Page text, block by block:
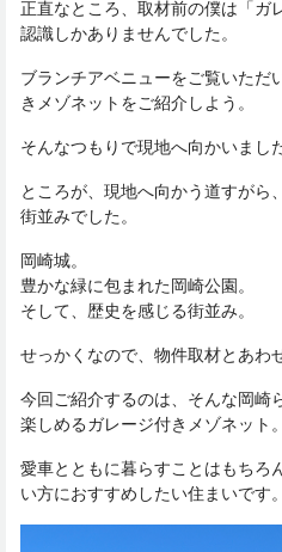
正直なところ、取材前の僕は「ガ
認識しかありませんでした。
ブランチアベニューをご覧いただ
きメゾネットをご紹介しよう。
そんなつもりで現地へ向かいました
ところが、現地へ向かう道すがら
街並みでした。
岡崎城。
豊かな緑に包まれた岡崎公園。
そして、歴史を感じる街並み。
せっかくなので、物件取材とあわ
今回ご紹介するのは、そんな岡崎
楽しめるガレージ付きメゾネット。
愛車とともに暮らすことはもちろ
い方におすすめしたい住まいです。